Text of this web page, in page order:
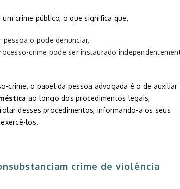
crime público, o que significa que,
o pode denunciar,
crime pode ser instaurado
crime, o papel da pessoa advogada é o de auxiliar
ao longo dos procedimentos legais,
desses procedimentos, informando-a os seus
los.
crime de violência